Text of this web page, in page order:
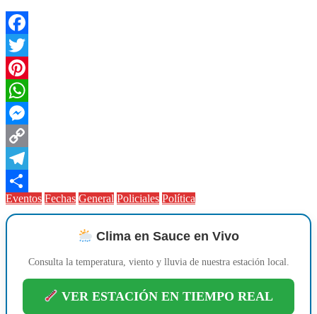
Facebook
Twitter
Pinterest
WhatsApp
Messenger
Copy
Link
Telegram
Compartir
Eventos Fechas General Policiales Política
Clima en Sauce en Vivo
Consulta la temperatura, viento y lluvia de nuestra estación local.
VER ESTACIÓN EN TIEMPO REAL